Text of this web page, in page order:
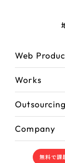
Web
Works
Outsourcing
Company
無料で課